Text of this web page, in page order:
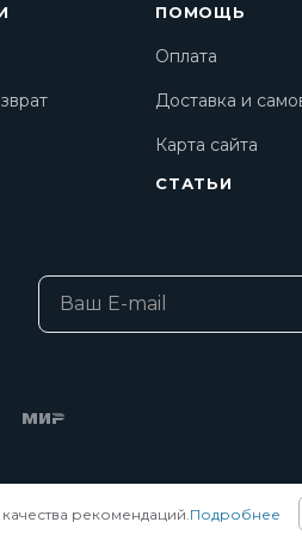
ПОМОЩЬ
Оплата
Доставка и
Карта сайта
СТАТЬИ
рекомендаций. Подробнее